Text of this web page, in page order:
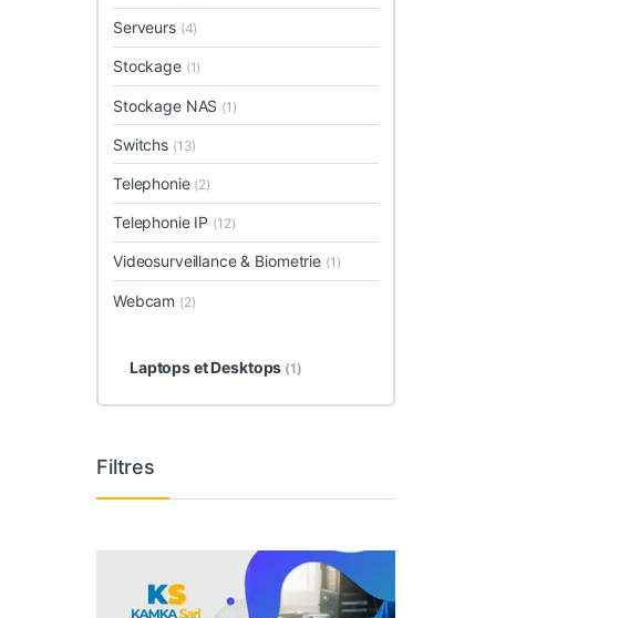
Serveurs (4)
Stockage (1)
Stockage NAS (1)
Switchs (13)
Telephonie (2)
Telephonie IP (12)
Videosurveillance & Biometrie (1)
Webcam (2)
Laptops et Desktops (1)
Filtres